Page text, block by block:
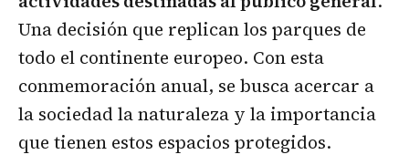
Una decisión que replican los parques de
todo el continente europeo. Con esta
conmemoración anual, se busca acercar a
la sociedad la naturaleza y la importancia
que tienen estos espacios protegidos.